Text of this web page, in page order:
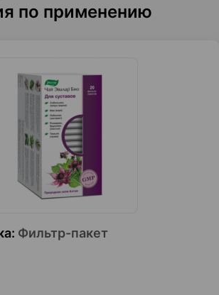
по применению
: Фильтр-пакет